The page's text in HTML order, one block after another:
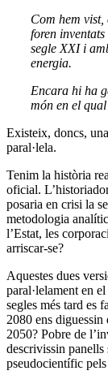
Com hem
foren
segle XXI i
energia.
Encara hi ha
món en el
Existeix, doncs,
paral·lela.
Tenim la història
oficial.
posaria en crisi la
metodologia
l’Estat, les
arriscar-se?
Aquestes dues
paral·lelament en
segles més tard es
2080 ens diguessin
2050? Pobre de
descrivissin
pseudocientífic